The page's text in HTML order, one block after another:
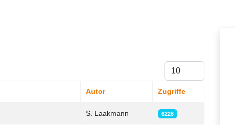
Anzeige #
Autor Zugriffe
S. Laakmann 6226